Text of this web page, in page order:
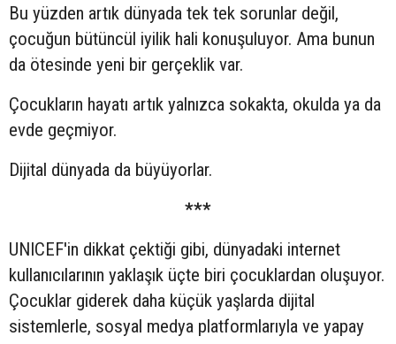
Bu yüzden artık dünyada tek tek sorunlar değil,
çocuğun bütüncül iyilik hali konuşuluyor. Ama bunun
da ötesinde yeni bir gerçeklik var.
Çocukların hayatı artık yalnızca sokakta, okulda ya da
evde geçmiyor.
Dijital dünyada da büyüyorlar.
***
UNICEF'in dikkat çektiği gibi, dünyadaki internet
kullanıcılarının yaklaşık üçte biri çocuklardan oluşuyor.
Çocuklar giderek daha küçük yaşlarda dijital
sistemlerle, sosyal medya platformlarıyla ve yapay